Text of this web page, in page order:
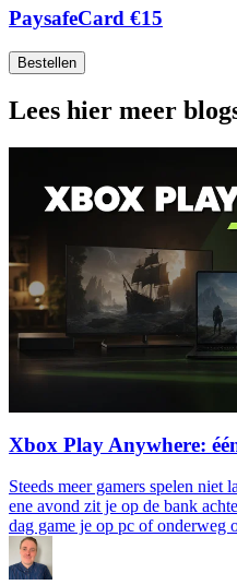
PaysafeCard €15
Bestellen
Lees hier meer
Xbox Play Anywhere:
Steeds meer gamers spelen niet
ene avond zit je op de bank
dag game je op pc of onderweg